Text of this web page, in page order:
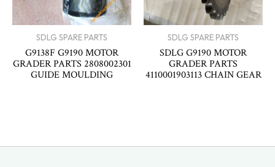
SDLG SPARE PARTS
G9138F G9190 MOTOR
GRADER PARTS 2808002301
GUIDE MOULDING
SDLG SPARE PARTS
SDLG G9190 MOTOR
GRADER PARTS
4110001903113 CHAIN GEAR